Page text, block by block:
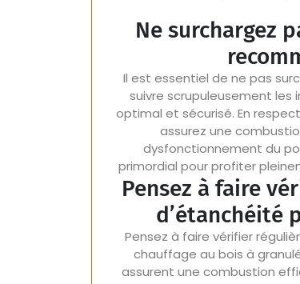
Ne surchargez
Il est essentiel de ne pas
suivre scrupuleusement
optimal et sécurisé. En
assurez une
dysfonctionnement du
primordial pour profiter
Pensez à faire
d’étanchéité
Pensez à faire vérifier
chauffage au bois à
assurent une combustion